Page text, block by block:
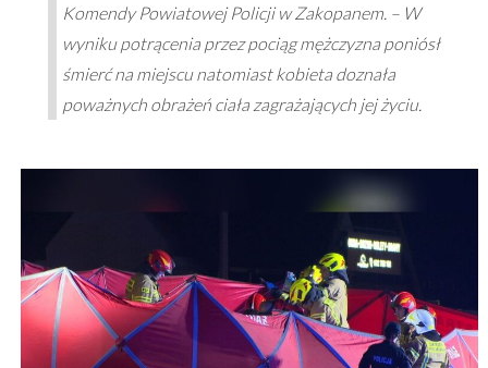
Komendy Powiatowej Policji w Zakopanem. – W
wyniku potrącenia przez pociąg mężczyzna poniósł
śmierć na miejscu natomiast kobieta doznała
poważnych obrażeń ciała zagrażających jej życiu.